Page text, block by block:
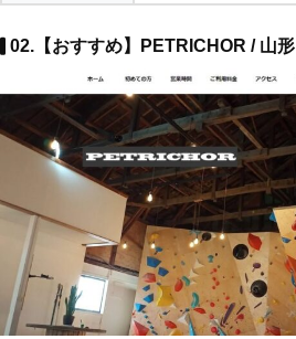
02.【おすすめ】PETRICHOR / 山形